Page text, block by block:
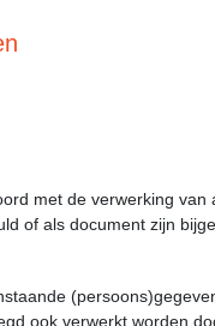
met de verwerking
of als document zijn
verwerkt worden